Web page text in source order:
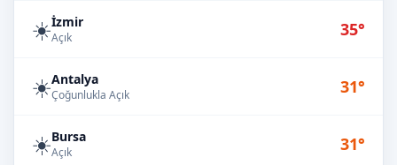
☀️İzmir
Açık 35°
☀️Antalya
Çoğunlukla Açık 31°
☀️Bursa
Açık 31°